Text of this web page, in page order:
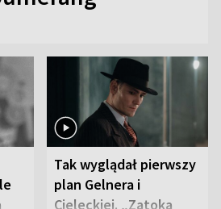
Tak wyglądał pierwszy
plan Gelnera i
Cieleckiej. „Zatoka